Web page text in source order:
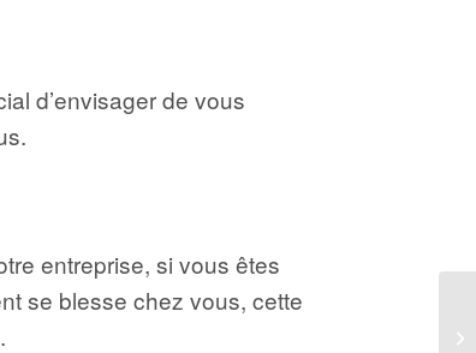
d’envisager de vous
entreprise, si vous êtes
se blesse chez vous, cette